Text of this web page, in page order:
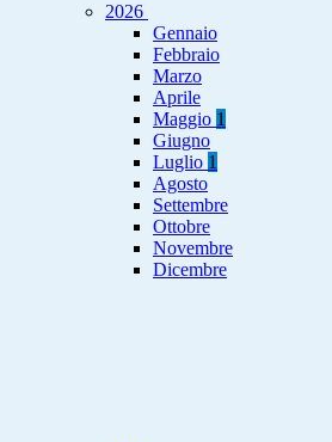
2026
Gennaio
Febbraio
Marzo
Aprile
Maggio 1
Giugno
Luglio 1
Agosto
Settembre
Ottobre
Novembre
Dicembre